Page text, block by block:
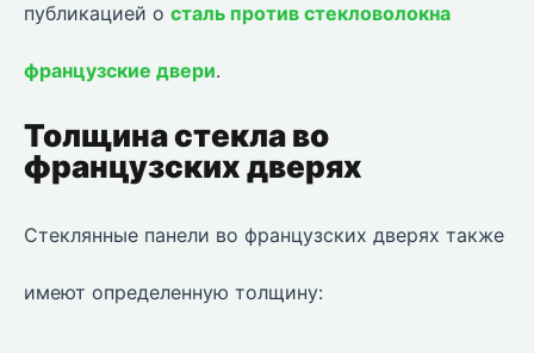
публикацией о сталь против стекловолокна
французские двери.
Толщина стекла во
французских дверях
Стеклянные панели во французских дверях также
имеют определенную толщину: